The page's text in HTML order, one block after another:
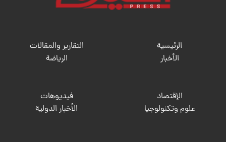
الرئيسية
الأخبار
التقارير والمقالات
الریاضة
الإقتصاد
علوم وتكنولوجيا
فيديوهات
الأخبار الدولية